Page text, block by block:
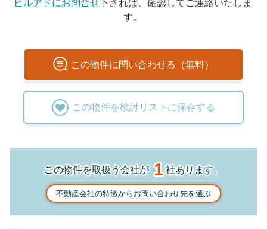
ビルアドにお問合せ下されば、確認してご連絡いたしま
す。
この物件に問い合わせる（無料）
この物件を検討リストに保存する
この物件を取扱う会社が1社あります。
不動産会社の特徴からお問い合わせ先を選ぶ